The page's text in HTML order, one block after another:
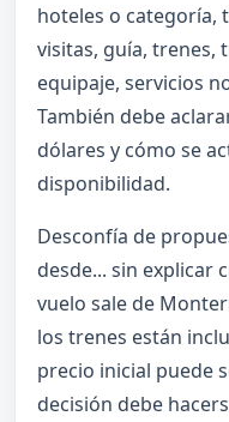
hoteles o categoría,
visitas, guía, trenes,
equipaje, servicios
También debe
dólares y cómo se
disponibilidad.
Desconfía de
desde... sin explicar
vuelo sale de
los trenes están
precio inicial puede
decisión debe